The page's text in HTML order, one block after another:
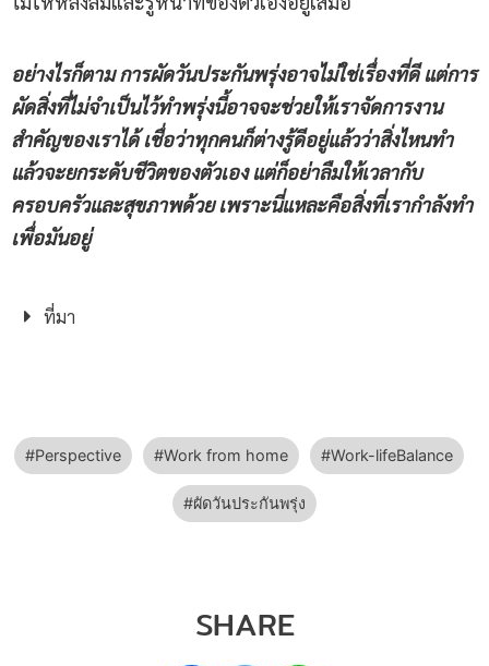
อย่างไรก็ตาม การผัดวันประกันพรุ่งอาจไม่ใช่เรื่องที่ดี แต่การ
ผัดสิ่งที่ไม่จำเป็นไว้ทำพรุ่งนี้อาจจะช่วยให้เราจัดการงาน
สำคัญของเราได้ เชื่อว่าทุกคนก็ต่างรู้ดีอยู่แล้วว่าสิ่งไหนทำ
แล้วจะยกระดับชีวิตของตัวเอง แต่ก็อย่าลืมให้เวลากับ
ครอบครัวและสุขภาพด้วย เพราะนี่แหละคือสิ่งที่เรากำลังทำ
เพื่อมันอยู่
ที่มา
Perspective Work from home Work-lifeBalance
ผัดวันประกันพรุ่ง
SHARE